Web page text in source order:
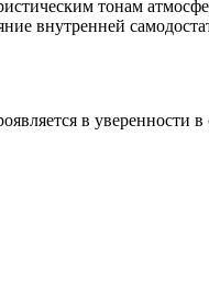
тонам
внутренней
в уверенности в